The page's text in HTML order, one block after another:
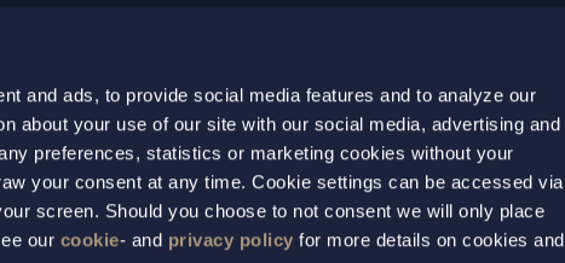
and ads, to provide social media features and to analyze our
about your use of our site with our social media, advertising and
preferences, statistics or marketing cookies without your
your consent at any time. Cookie settings can be accessed via
screen. Should you choose to not consent we will only place
our cookie- and privacy policy for more details on cookies and
och sekretess.